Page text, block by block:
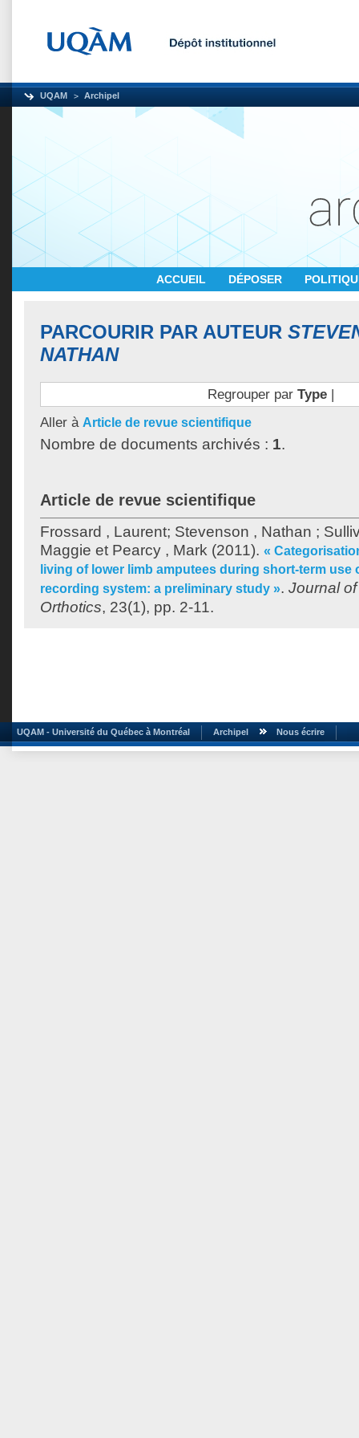
UQAM Archipel
ACCUEIL DÉPOSER
PARCOURIR PAR AUTEUR
NATHAN
Regrouper par Type|
Aller à Article de revue scientifique
Nombre de documents archivés : 1.
Article de revue scientifique
Frossard , Laurent; Stevenson , Nathan ;
Maggie et Pearcy , Mark (2011). «
living of lower limb amputees during short-term use
recording system: a preliminary study ». Journal
Orthotics, 23(1), pp. 2-11.
UQAM - Université du Québec à Montréal Archipel Nous écrire